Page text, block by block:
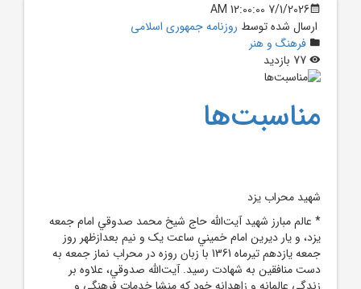
7/1/2026 12:00:00 AM
ارسال شده توسط روزنامه جمهوری اسلامی
فرهنگ و هنر
مناسبت‌ها
شهيد محراب يزد
* عالم مبارز شهيد آيت‌الله حاج شيخ‌ محمد صدوقي امام جمعه
يزد، و يار ديرين امام خميني ساعت يک ‌و نيم بعدازظهر روز
جمعه يازدهم تيرماه 1361 با زبان روزه در محراب نماز جمعه به
دست منافقين به شهادت رسيد. آيت‌الله صدوقي، علاوه بر